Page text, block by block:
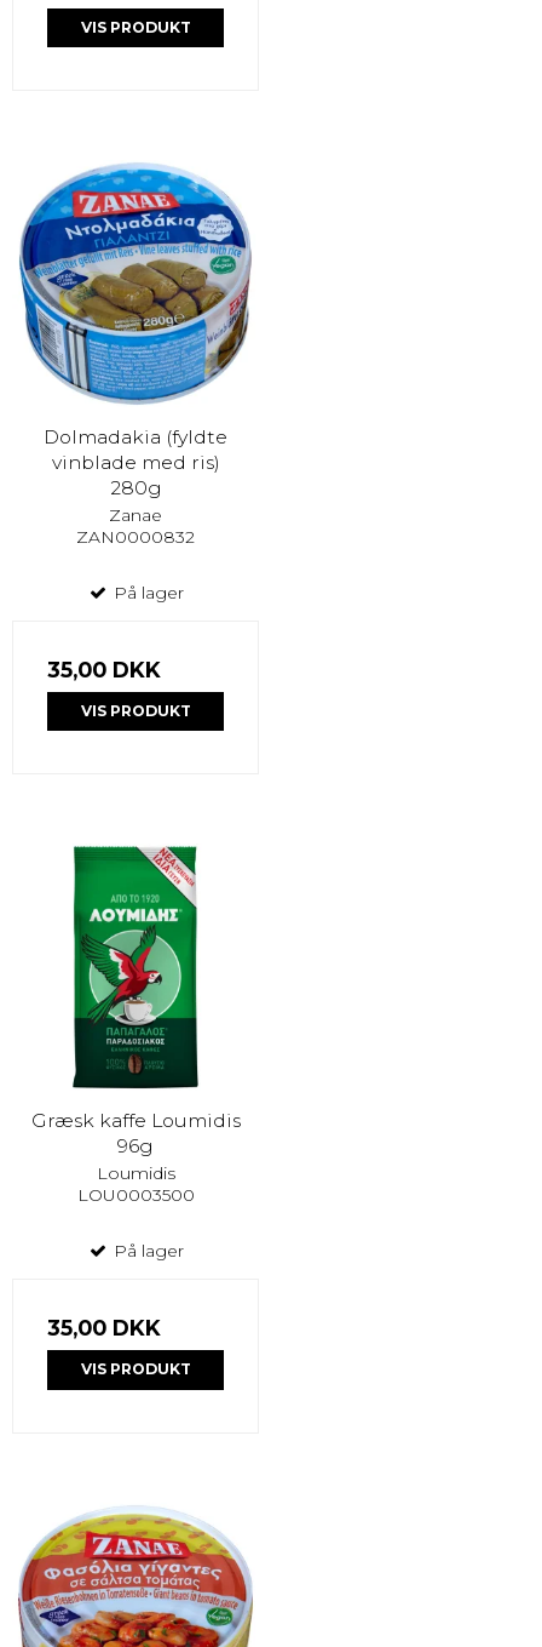
VIS PRODUKT
Dolmadakia (fyldte
vinblade med ris)
280g
Zanae
ZAN0000832
På lager
35,00 DKK
VIS PRODUKT
Græsk kaffe Loumidis
96g
Loumidis
LOU0003500
På lager
35,00 DKK
VIS PRODUKT